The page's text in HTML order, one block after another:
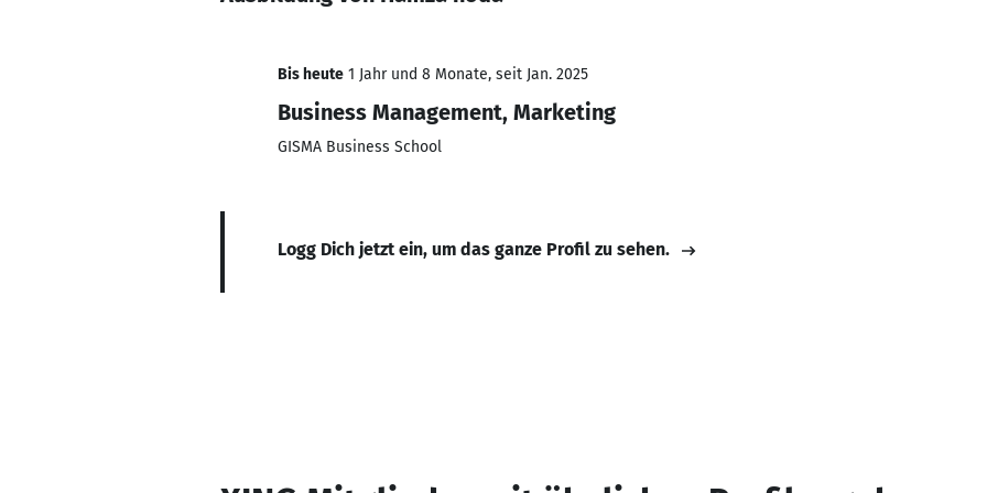
Bis heute 1 Jahr und 8 Monate, seit Jan. 2025
Business Management, Marketing
GISMA Business School
Logg Dich jetzt ein, um das ganze Profil zu sehen.